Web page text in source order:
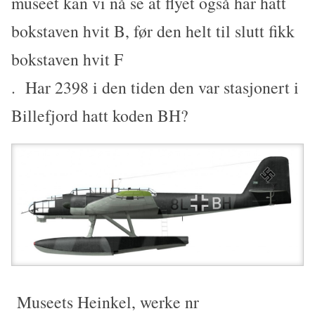
bokstaven hvit B, før den helt til slutt fikk
bokstaven hvit F
. Har 2398 i den tiden den var stasjonert i
Billefjord hatt koden BH?
Museets Heinkel, werke nr